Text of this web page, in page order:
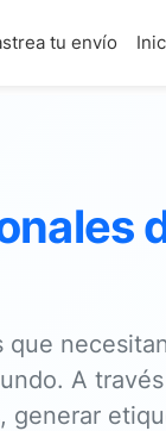
tu envío
que
A
generar